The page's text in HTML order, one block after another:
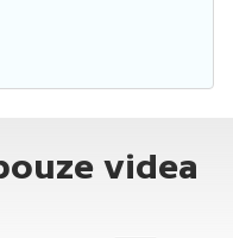
videa